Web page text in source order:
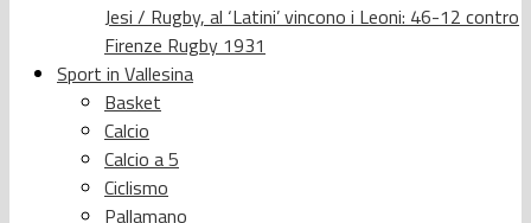
Jesi / Rugby, al ‘Latini’ vincono i Leoni: 46-12 contro
Firenze Rugby 1931
Sport in Vallesina
Basket
Calcio
Calcio a 5
Ciclismo
Pallamano